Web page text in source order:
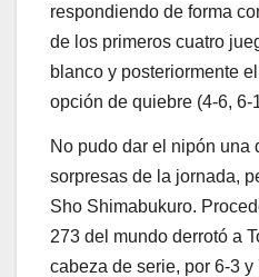
respondiendo de forma
de los primeros cuatro
blanco y posteriormente
opción de quiebre (4-6, 6-
No pudo dar el nipón una
sorpresas de la jornada,
Sho Shimabukuro.
273 del mundo derrotó a
cabeza de serie, por 6-3 y